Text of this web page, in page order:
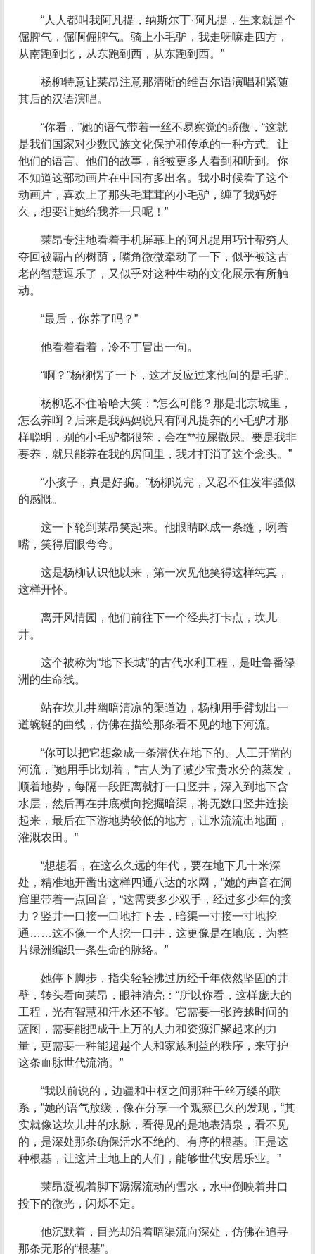
“人人都叫我阿凡提，纳斯尔丁·阿凡提，生来就是个
倔脾气，倔啊倔脾气。骑上小毛驴，我走呀嘛走四方，
从南跑到北，从东跑到西，从东跑到西。”
杨柳特意让莱昂注意那清晰的维吾尔语演唱和紧随
其后的汉语演唱。
“你看，”她的语气带着一丝不易察觉的骄傲，“这就
是我们国家对少数民族文化保护和传承的一种方式。让
他们的语言、他们的故事，能被更多人看到和听到。你
不知道这部动画片在中国有多出名。我小时候看了这个
动画片，喜欢上了那头毛茸茸的小毛驴，缠了我妈好
久，想要让她给我养一只呢！”
莱昂专注地看着手机屏幕上的阿凡提用巧计帮穷人
夺回被霸占的树荫，嘴角微微牵动了一下，似乎被这古
老的智慧逗乐了，又似乎对这种生动的文化展示有所触
动。
“最后，你养了吗？”
他看着看着，冷不丁冒出一句。
“啊？”杨柳愣了一下，这才反应过来他问的是毛驴。
杨柳忍不住哈哈大笑：“怎么可能？那是北京城里，
怎么养啊？后来是我妈妈说只有阿凡提养的小毛驴才那
样聪明，别的小毛驴都很笨，会在**拉屎撒尿。要是我非
要养，就只能养在我的房间里，我才打消了这个念头。”
“小孩子，真是好骗。”杨柳说完，又忍不住发牢骚似
的感慨。
这一下轮到莱昂笑起来。他眼睛眯成一条缝，咧着
嘴，笑得眉眼弯弯。
这是杨柳认识他以来，第一次见他笑得这样纯真，
这样开怀。
离开风情园，他们前往下一个经典打卡点，坎儿
井。
这个被称为“地下长城”的古代水利工程，是吐鲁番绿
洲的生命线。
站在坎儿井幽暗清凉的渠道边，杨柳用手臂划出一
道蜿蜒的曲线，仿佛在描绘那条看不见的地下河流。
“你可以把它想象成一条潜伏在地下的、人工开凿的
河流，”她用手比划着，“古人为了减少宝贵水分的蒸发，
顺着地势，每隔一段距离就打一口竖井，深入到地下含
水层，然后再在井底横向挖掘暗渠，将无数口竖井连接
起来，最后在下游地势较低的地方，让水流流出地面，
灌溉农田。”
“想想看，在这么久远的年代，要在地下几十米深
处，精准地开凿出这样四通八达的水网，”她的声音在洞
窟里带着一点回音，“这需要多少双手，经过多少年的接
力？竖井一口接一口地打下去，暗渠一寸接一寸地挖
通……这不像一个人挖一口井，这更像是在地底，为整
片绿洲编织一条生命的脉络。”
她停下脚步，指尖轻轻拂过历经千年依然坚固的井
壁，转头看向莱昂，眼神清亮：“所以你看，这样庞大的
工程，光有智慧和汗水还不够。它需要一张跨越时间的
蓝图，需要能把成千上万的人力和资源汇聚起来的力
量，更需要一种能超越个人和家族利益的秩序，来守护
这条血脉世代流淌。”
“我以前说的，边疆和中枢之间那种千丝万缕的联
系，”她的语气放缓，像在分享一个观察已久的发现，“其
实就像这坎儿井的水脉，看得见的是地表清泉，看不见
的，是深处那条确保活水不绝的、有序的根基。正是这
种根基，让这片土地上的人们，能够世代安居乐业。”
莱昂凝视着脚下潺潺流动的雪水，水中倒映着井口
投下的微光，闪烁不定。
他沉默着，目光却沿着暗渠流向深处，仿佛在追寻
那条无形的“根基”。